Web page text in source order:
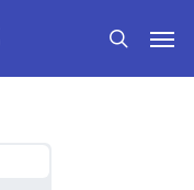
search